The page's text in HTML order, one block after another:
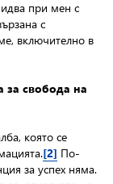
при мен с
с
включително в
за свобода на
която се
[2] По-
за успех няма.